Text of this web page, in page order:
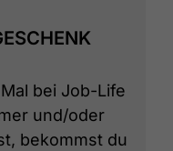
bei Job-Life
und/oder
bekommst du